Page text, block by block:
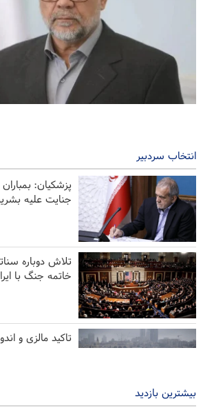
سخنگوی سپاه: بازگشایی تنگه هرمز منوط به
تفسیر | افشا‌گری درباره بهانه واهی ترامپ
تفسیر | توانمندی‌های جدید موشک بالستیک
وزیر دفاع پاکستان: اتحاد کشور‌های اسلامی
ضروری است
انتخاب سردبیر
پزشکیان:
جنایت علیه
تلاش دوباره
خاتمه جنگ با
تاکید مالزی و
بیشترین بازدید